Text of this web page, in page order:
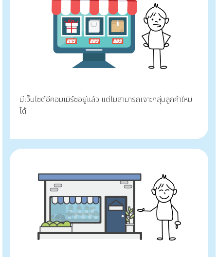
มีเว็บไซต์อีคอมเมิร์ซอยู่แล้ว แต่ไม่สามารถเจาะกลุ่มลูกค้าใหม่
ได้